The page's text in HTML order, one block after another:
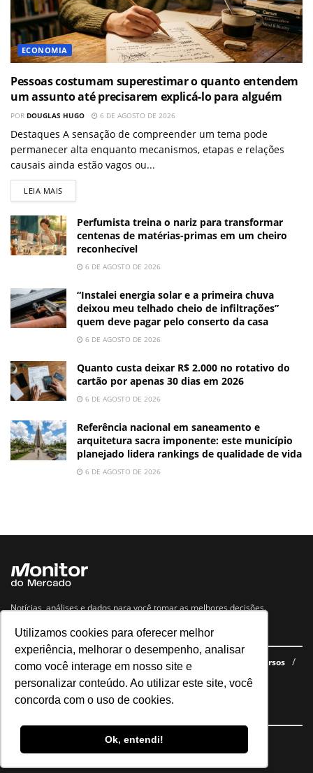
Utilizamos cookies para oferecer melhor
experiência, melhorar o desempenho, analisar
como você interage em nosso site e
personalizar conteúdo. Ao utilizar este site, você
concorda com o uso de cookies.
Ok, entendi!
ECONOMIA
Pessoas costumam superestimar o quanto entendem
um assunto até precisarem explicá-lo para alguém
POR DOUGLAS HUGO 6 DE AGOSTO DE 2026
Destaques A sensação de compreender um tema pode
permanecer alta enquanto mecanismos, etapas e relações
causais ainda estão vagos ou...
LEIA MAIS
Perfumista treina o nariz para transformar
centenas de matérias-primas em um cheiro
reconhecível
6 DE AGOSTO DE 2026
“Instalei energia solar e a primeira chuva
deixou meu telhado cheio de infiltrações”
quem deve pagar pelo conserto da casa
6 DE AGOSTO DE 2026
Quanto custa deixar R$ 2.000 no rotativo do
cartão por apenas 30 dias em 2026
6 DE AGOSTO DE 2026
Referência nacional em saneamento e
arquitetura sacra imponente: este município
planejado lidera rankings de qualidade de vida
6 DE AGOSTO DE 2026
Notícias, análises e dados para você tomar as melhores decisões.
Navegue no site
Últimas notícias Quem somos E-books gratuitos
Cursos
Política de privacidade